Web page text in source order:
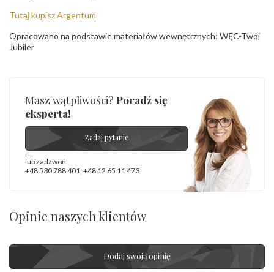
Tutaj kupisz Argentum
Opracowano na podstawie materiałów wewnętrznych: WĘC-Twój
Jubiler
Masz wątpliwości? Poradź się
eksperta!
Zadaj pytanie
lub zadzwoń
+48 530 788 401 +48 12 65 11 473
Opinie naszych klientów
Dodaj swoją opinię